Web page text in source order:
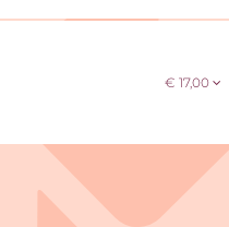
€ 17,00